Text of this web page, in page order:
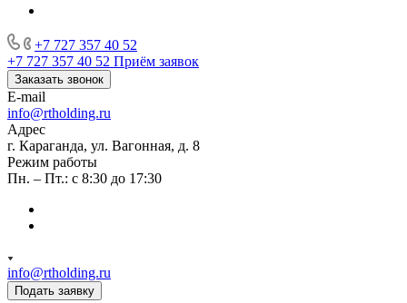
+7 727 357 40 52
+7 727 357 40 52 Приём заявок
Заказать звонок
E-mail
info@rtholding.ru
Адрес
г. Караганда, ул. Вагонная, д. 8
Режим работы
Пн. – Пт.: с 8:30 до 17:30
info@rtholding.ru
Подать заявку